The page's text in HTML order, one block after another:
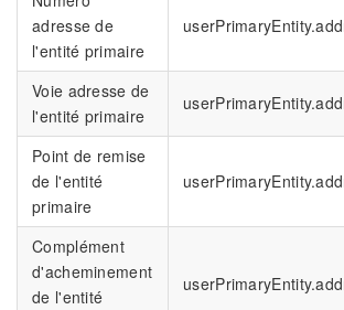
adresse de
l'entité primaire
Voie adresse de
l'entité primaire
Point de remise
de l'entité
primaire
Complément
d'acheminement
de l'entité